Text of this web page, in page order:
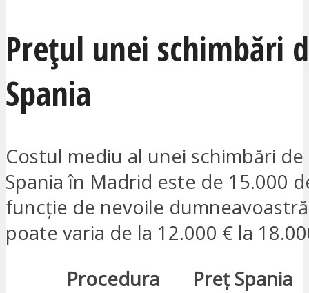
Prețul unei schimbări
Spania
Costul mediu al unei schimbări de
Spania în Madrid este de 15.000
funcție de nevoile
poate varia de la 12.000 € la
Procedura
Preț Spania